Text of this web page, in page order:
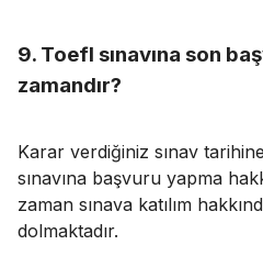
9. Toefl sınavına son
zamandır?
Karar verdiğiniz sınav
sınavına başvuru yapma
zaman sınava katılım
dolmaktadır.